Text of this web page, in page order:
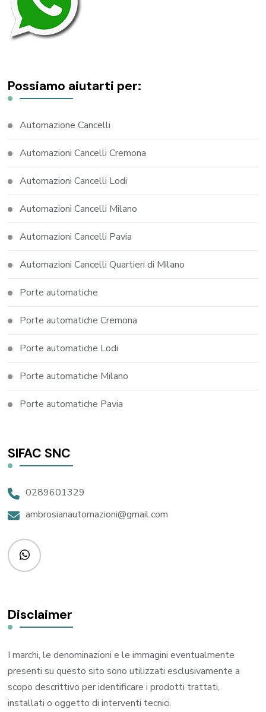
Possiamo aiutarti per:
Automazione Cancelli
Automazioni Cancelli Cremona
Automazioni Cancelli Lodi
Automazioni Cancelli Milano
Automazioni Cancelli Pavia
Automazioni Cancelli Quartieri di Milano
Porte automatiche
Porte automatiche Cremona
Porte automatiche Lodi
Porte automatiche Milano
Porte automatiche Pavia
SIFAC SNC
0289601329
ambrosianautomazioni@gmail.com
Disclaimer
I marchi, le denominazioni e le immagini eventualmente
presenti su questo sito sono utilizzati esclusivamente a
scopo descrittivo per identificare i prodotti trattati,
installati o oggetto di interventi tecnici.